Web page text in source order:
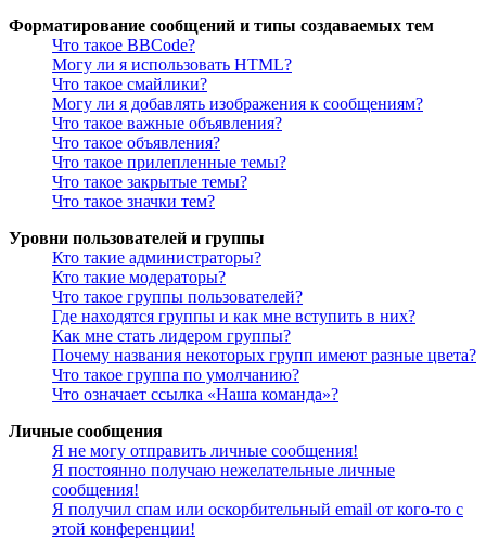
Форматирование сообщений и типы создаваемых тем
Что такое BBCode?
Могу ли я использовать HTML?
Что такое смайлики?
Могу ли я добавлять изображения к сообщениям?
Что такое важные объявления?
Что такое объявления?
Что такое прилепленные темы?
Что такое закрытые темы?
Что такое значки тем?
Уровни пользователей и группы
Кто такие администраторы?
Кто такие модераторы?
Что такое группы пользователей?
Где находятся группы и как мне вступить в них?
Как мне стать лидером группы?
Почему названия некоторых групп имеют разные цвета?
Что такое группа по умолчанию?
Что означает ссылка «Наша команда»?
Личные сообщения
Я не могу отправить личные сообщения!
Я постоянно получаю нежелательные личные
сообщения!
Я получил спам или оскорбительный email от кого-то с
этой конференции!